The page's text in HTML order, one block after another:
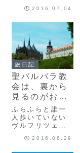
なりました。今
コ、クトナーホ
ラの街のまとめ
記事です。
りだしました。
ーっと続く菜の
花畑の黄色が、
心を明るくさせ
ます。 その景色
の真ん中に佇ん
でるみたいな、
線路も菜の花畑
と...
2016.07.04
旅日記
聖バルバラ教
会は、裏から
見るのがおス
スメ！
ふらふらと誰一
人歩いていない
ヴルフリツェ川
目の前に素敵な
2016.06.29